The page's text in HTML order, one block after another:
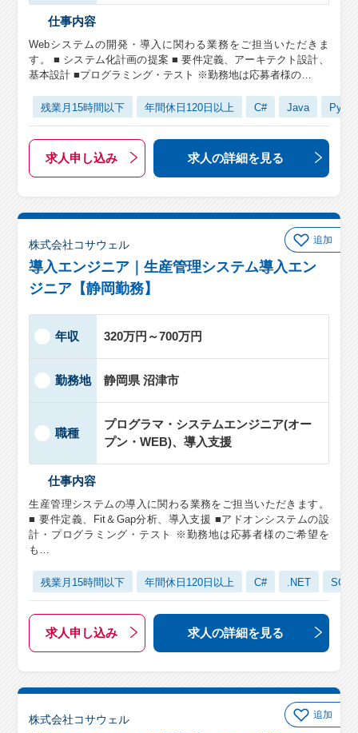
仕事内容
Webシステムの開発・導入に関わる業務をご担当いただきま
す。 ■ システム化計画の提案 ■ 要件定義、アーキテクト設計、
基本設計 ■プログラミング・テスト ※勤務地は応募者様の…
残業月15時間以下 年間休日120日以上 C# Java
求人申し込み 求人の詳細を見る
追加
株式会社コサウェル
導入エンジニア｜生産管理システム導入エン
ジニア【静岡勤務】
年収 320万円～700万円
勤務地 静岡県 沼津市
職種
プログラマ・システムエンジニア(オー
プン・WEB)、導入支援
仕事内容
生産管理システムの導入に関わる業務をご担当いただきます。
■ 要件定義、Fit＆Gap分析、導入支援 ■アドオンシステムの設
計・プログラミング・テスト ※勤務地は応募者様のご希望を
も…
残業月15時間以下 年間休日120日以上 C# .NET
求人申し込み 求人の詳細を見る
追加
株式会社コサウェル